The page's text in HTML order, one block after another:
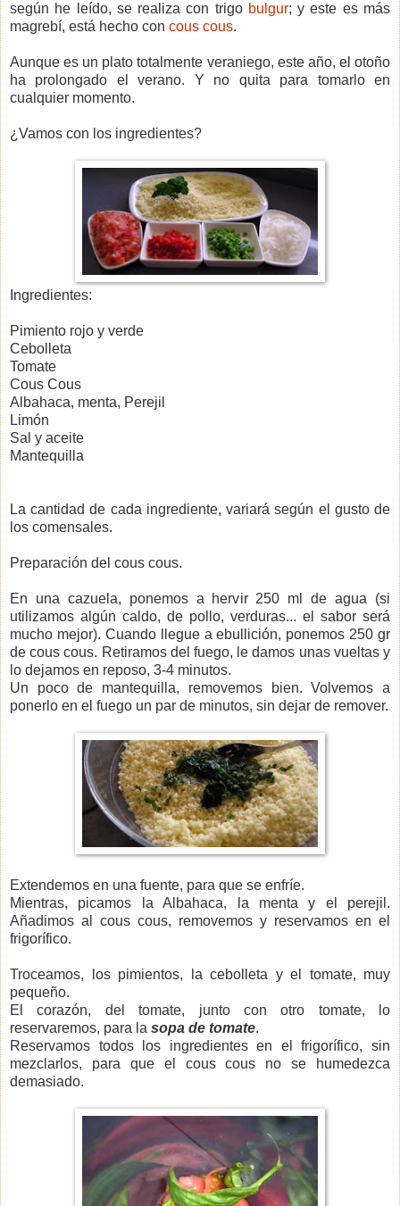
según he leído, se realiza con trigo bulgur; y este es más
magrebí, está hecho con cous cous.
Aunque es un plato totalmente veraniego, este año, el otoño
ha prolongado el verano. Y no quita para tomarlo en
cualquier momento.
¿Vamos con los ingredientes?
Ingredientes:
Pimiento rojo y verde
Cebolleta
Tomate
Cous Cous
Albahaca, menta, Perejil
Limón
Sal y aceite
Mantequilla
La cantidad de cada ingrediente, variará según el gusto de
los comensales.
Preparación del cous cous.
En una cazuela, ponemos a hervir 250 ml de agua (si
utilizamos algún caldo, de pollo, verduras... el sabor será
mucho mejor). Cuando llegue a ebullición, ponemos 250 gr
de cous cous. Retiramos del fuego, le damos unas vueltas y
lo dejamos en reposo, 3-4 minutos.
Un poco de mantequilla, removemos bien. Volvemos a
ponerlo en el fuego un par de minutos, sin dejar de remover.
Extendemos en una fuente, para que se enfríe.
Mientras, picamos la Albahaca, la menta y el perejil.
Añadimos al cous cous, removemos y reservamos en el
frigorífico.
Troceamos, los pimientos, la cebolleta y el tomate, muy
pequeño.
El corazón, del tomate, junto con otro tomate, lo
reservaremos, para la sopa de tomate.
Reservamos todos los ingredientes en el frigorífico, sin
mezclarlos, para que el cous cous no se humedezca
demasiado.